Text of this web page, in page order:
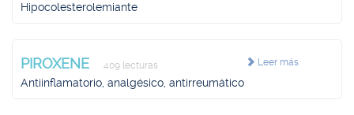
Hipocolesterolemiante
Leer más
PIROXENE 409 lecturas
Antiinflamatorio, analgésico, antirreumático